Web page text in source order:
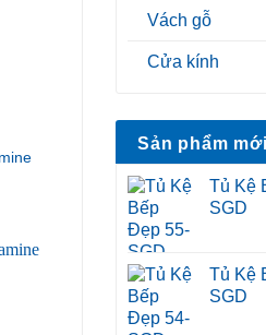
Vách gỗ
Cửa kính
Sản phẩm mới
Tủ Kệ
SGD
Tủ Kệ
SGD